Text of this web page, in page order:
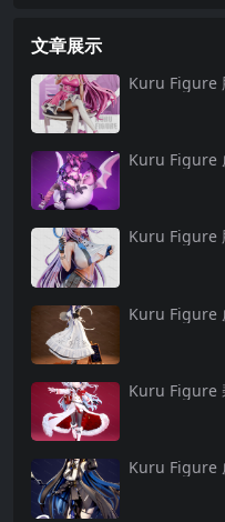
文章展示
Kuru Figure
Kuru Figure
Kuru Figure
Kuru Figure
Kuru Figure
Kuru Figure